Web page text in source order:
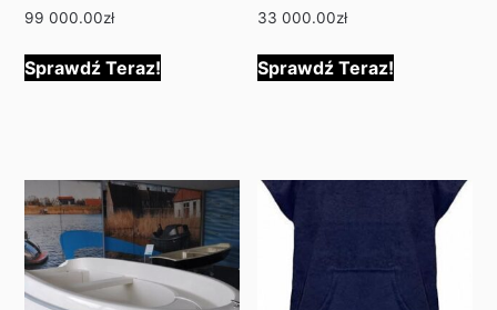
99 000.00zł
Sprawdź Teraz!
33 000.00zł
Sprawdź Teraz!